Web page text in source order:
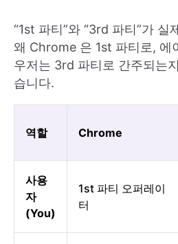
“1st 파티”와 “3rd 파티”가 실
왜 Chrome 은 1st 파티로, 에
우저는 3rd 파티로 간주되는
습니다.
역할 Chrome
사용
자
(You)
1st 파티 오퍼레이
터